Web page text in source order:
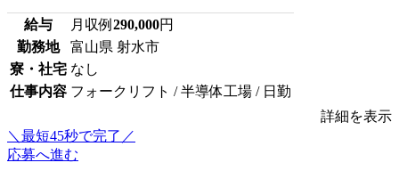
給与 月収例 290,000円
勤務地
富山県 射水市
寮・社宅 なし
仕事内容 フォークリフト / 半導体工場 / 日勤
詳細を表示
＼最短45秒で完了／
応募へ進む